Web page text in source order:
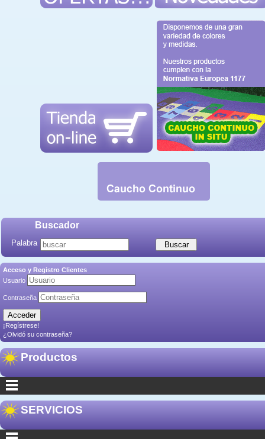
Buscador
Palabra
Acceso y Registro Clientes
Usuario
Contraseña
¡Regístrese!
¿Olvidó su contraseña?
Productos
SERVICIOS